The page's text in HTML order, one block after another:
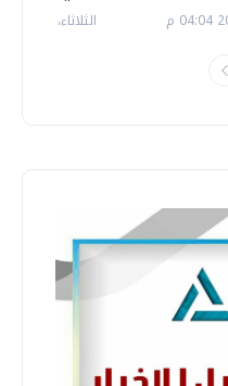
الثلاثاء، 14 يوليو 2026 06:11 م